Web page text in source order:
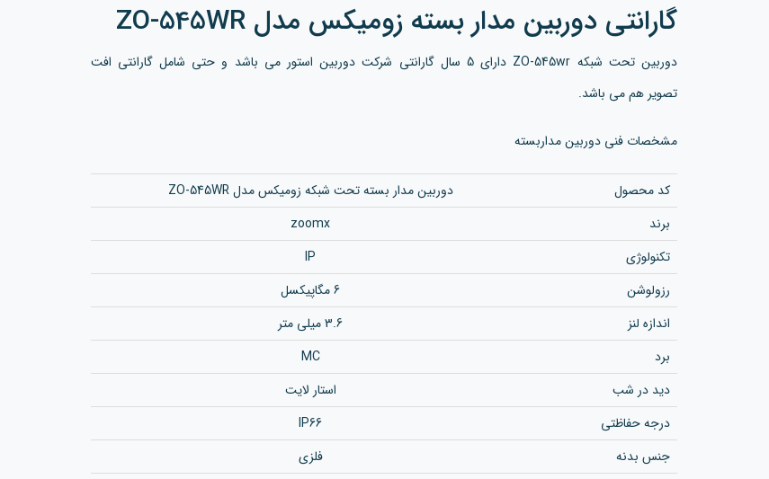
گارانتی دوربین مدار بسته زومیکس مدل ZO-545WR
دوربین تحت شبکه ZO-545wr دارای 5 سال گارانتی شرکت دوربین استور می باشد و حتی شامل گارانتی افت
تصویر هم می باشد.
مشخصات فنی دوربین مداربسته
کد محصول
دوربین مدار بسته تحت شبکه زومیکس مدل ZO-545WR
برند
zoomx
تکنولوژی
IP
رزولوشن‌
6 مگاپیکسل
اندازه لنز
3.6 میلی متر
برد
MC
دید در شب
استار لایت
درجه حفاظتی
IP66
جنس بدنه
فلزی